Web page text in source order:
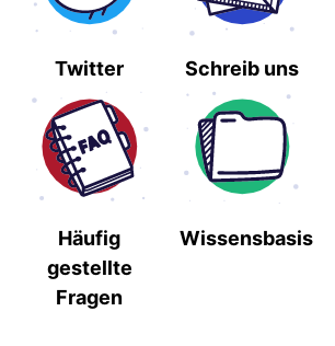
Twitter Schreib uns
Häufig
gestellte
Fragen
Wissensbasis